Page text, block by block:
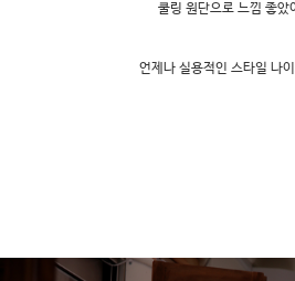
쿨링 원단으로 느낌 좋았
언제나 실용적인 스타일 나